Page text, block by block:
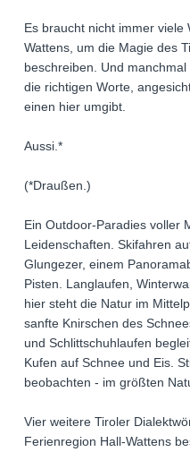
Es braucht nicht immer
Wattens, um die Magie des
beschreiben. Und
die richtigen Worte,
einen hier umgibt.
Aussi.*
(*Draußen.)
Ein Outdoor-Paradies voller
Leidenschaften. Skifahren
Glungezer, einem
Pisten. Langlaufen,
hier steht die Natur im
sanfte Knirschen des
und Schlittschuhlaufen
Kufen auf Schnee und Eis.
beobachten - im größten
Vier weitere Tiroler
Ferienregion Hall-Wattens